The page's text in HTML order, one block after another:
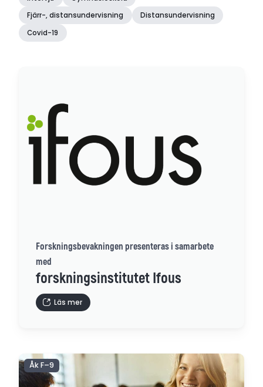
Fjärr-, distansundervisning
Distansundervisning
Covid-19
Forskningsbevakningen presenteras i samarbete
med
forskningsinstitutet Ifous
Läs mer
Åk F–9